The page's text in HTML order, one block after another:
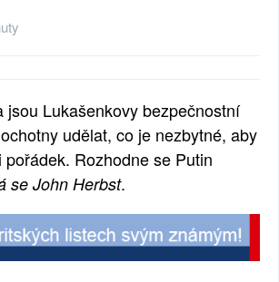
DNÍ
jsou Lukašenkovy bezpečnostní
udělat, co je nezbytné, aby
Rozhodne se Putin
se John Herbst.